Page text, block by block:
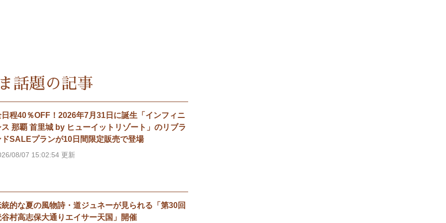
話題の記事
日程40％OFF！2026年7月31日に誕生「インフィニ
ス 那覇 首里城 by ヒューイットリゾート」のリブラ
ドSALEプランが10日間限定販売で登場
08/07 15:02:54 更新
統的な夏の風物詩・道ジュネーが見られる「第30回
谷村高志保大通りエイサー天国」開催